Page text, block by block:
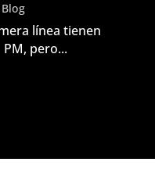
Blog
línea tienen
pero...